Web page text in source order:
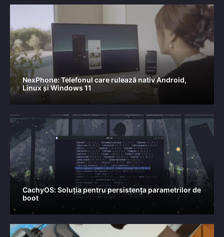
NexPhone: Telefonul care rulează nativ Android,
Linux și Windows 11
CachyOS: Soluția pentru persistența parametrilor de
boot